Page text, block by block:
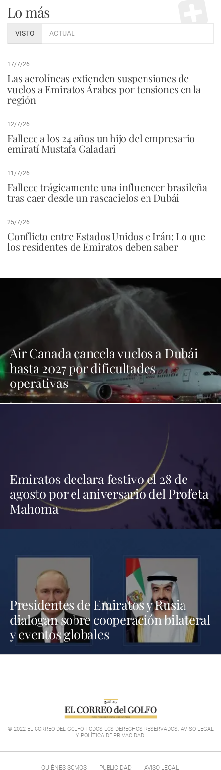
Lo más
VISTO ACTUAL
17/7/26
Las aerolíneas extienden suspensiones de
vuelos a Emiratos Árabes por tensiones en la
región
12/7/26
Fallece a los 24 años un hijo del empresario
emiratí Mustafa Galadari
11/7/26
Fallece trágicamente una influencer brasileña
tras caer desde un rascacielos en Dubái
25/7/26
Conflicto entre Estados Unidos e Irán: Lo que
los residentes de Emiratos deben saber
Air Canada cancela vuelos a Dubái
hasta 2027 por dificultades
operativas
Emiratos declara festivo el 28 de
agosto por el aniversario del Profeta
Mahoma
Presidentes de Emiratos y Rusia
dialogan sobre cooperación bilateral
y eventos globales
© 2022 EL CORREO DEL GOLFO TODOS LOS DERECHOS RESERVADOS. AVISO LEGAL
Y POLÍTICA DE PRIVACIDAD.
QUIÉNES SOMOS PUBLICIDAD AVISO LEGAL